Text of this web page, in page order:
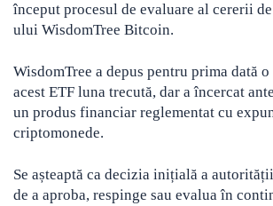
început procesul de evaluare al cererii
ului WisdomTree Bitcoin.
WisdomTree a depus pentru prima dată
acest ETF luna trecută, dar a încercat
un produs financiar reglementat cu
criptomonede.
Se așteaptă ca decizia inițială a
de a aproba, respinge sau evalua în